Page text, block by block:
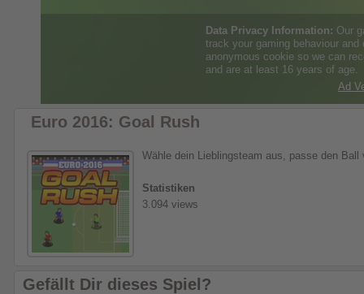
Euro 2016: Goal Rush
Wähle dein Lieblingsteam aus, passe den
Statistiken
3.094 views
Gefällt Dir dieses Spiel?